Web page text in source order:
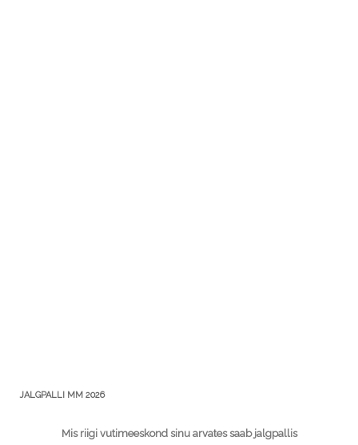
JALGPALLI MM 2026
Mis riigi vutimeeskond sinu arvates saab jalgpallis